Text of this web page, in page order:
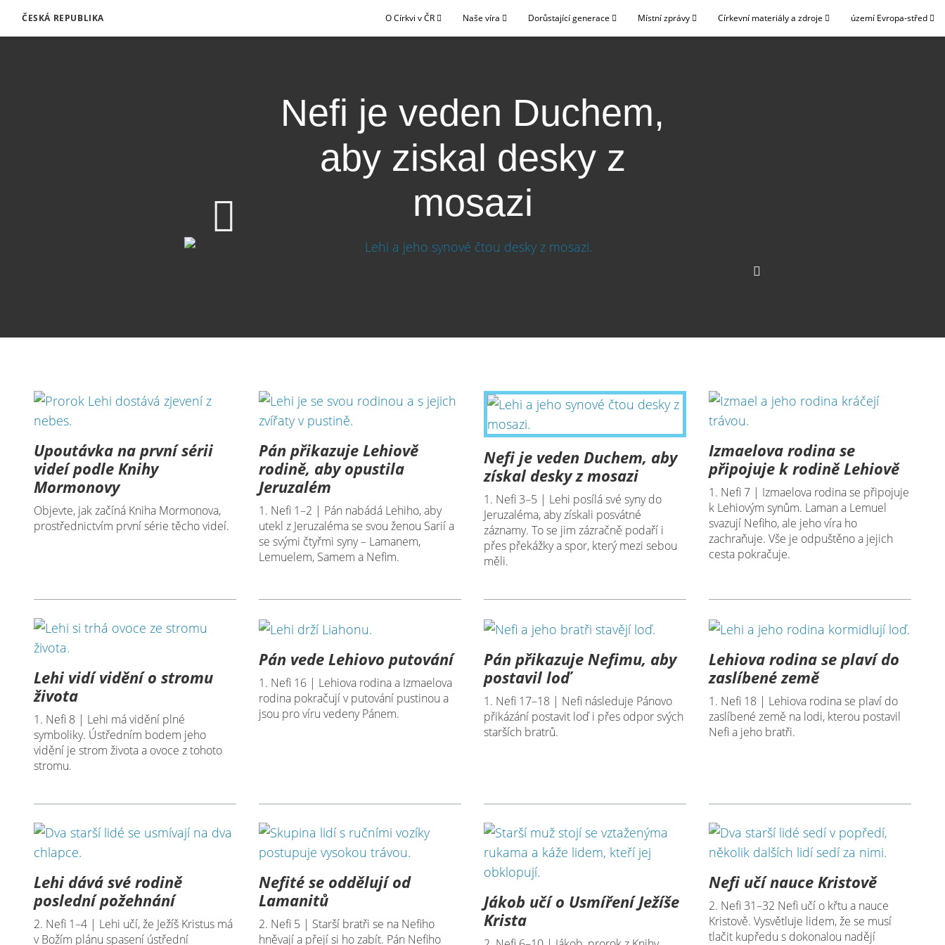
ČESKÁ REPUBLIKA O Církvi v ČR Naše víra Dorůstající generace Místní zprávy Církevní materiály a zdroje území Evropa-střed
Nefi je veden Duchem,
aby ziskal desky z
mosazi
Upoutávka na první sérii
videí podle Knihy
Mormonovy
Objevte, jak začíná Kniha Mormonova,
prostřednictvím první série těcho videí.
Pán přikazuje Lehiově
rodině, aby opustila
Jeruzalém
1. Nefi 1–2 | Pán nabádá Lehiho, aby
utekl z Jeruzaléma se svou ženou Sarií a
se svými čtyřmi syny – Lamanem,
Lemuelem, Samem a Nefim.
Nefi je veden Duchem, aby
získal desky z mosazi
1. Nefi 3–5 | Lehi posílá své syny do
Jeruzaléma, aby získali posvátné
záznamy. To se jim zázračně podaří i
přes překážky a spor, který mezi sebou
měli.
Izmaelova rodina se
připojuje k rodině Lehiově
1. Nefi 7 | Izmaelova rodina se připojuje
k Lehiovým synům. Laman a Lemuel
svazují Nefiho, ale jeho víra ho
zachraňuje. Vše je odpuštěno a jejich
cesta pokračuje.
Lehi vidí vidění o stromu
života
1. Nefi 8 | Lehi má vidění plné
symboliky. Ústředním bodem jeho
vidění je strom života a ovoce z tohoto
stromu.
Pán vede Lehiovo putování
1. Nefi 16 | Lehiova rodina a Izmaelova
rodina pokračují v putování pustinou a
jsou pro víru vedeny Pánem.
Pán přikazuje Nefimu, aby
postavil loď
1. Nefi 17–18 | Nefi následuje Pánovo
přikázání postavit loď i přes odpor svých
starších bratrů.
Lehiova rodina se plaví do
zaslíbené země
1. Nefi 18 | Lehiova rodina se plaví do
zaslíbené země na lodi, kterou postavil
Nefi a jeho bratři.
Lehi dává své rodině
poslední požehnání
2. Nefi 1–4 | Lehi učí, že Ježíš Kristus má
v Božím plánu spasení ústřední
Nefité se oddělují od
Lamanitů
2. Nefi 5 | Starší bratři se na Nefiho
hněvají a přejí si ho zabít. Pán Nefiho
Jákob učí o Usmíření Ježíše
Krista
Nefi učí nauce Kristově
2. Nefi 31–32 Nefi učí o křtu a nauce
Kristově. Vysvětluje lidem, že se musí
tlačit kupředu s dokonalou nadějí